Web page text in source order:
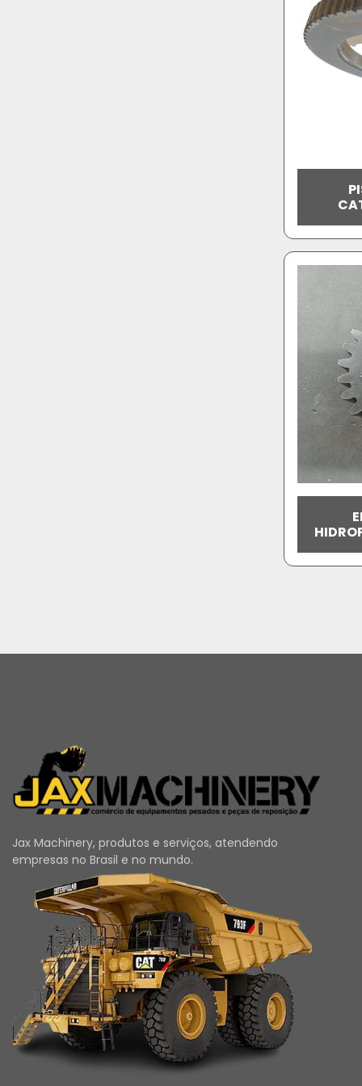
Jax Machinery, produtos e serviços, atendendo
empresas no Brasil e no mundo.